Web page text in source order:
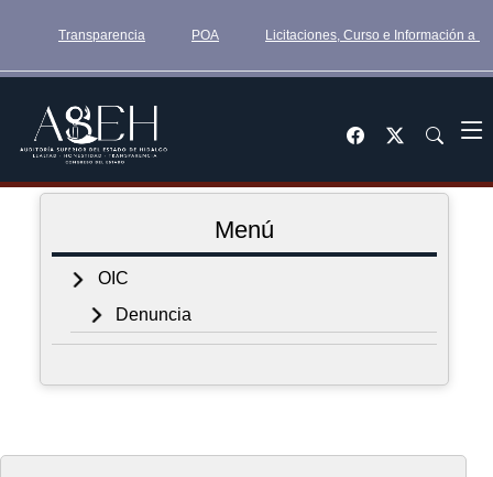
Transparencia POA Licitaciones, Curso e Información a
Menú
OIC
Denuncia